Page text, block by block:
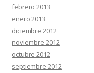
febrero 2013
enero 2013
diciembre 2012
noviembre 2012
octubre 2012
septiembre 2012